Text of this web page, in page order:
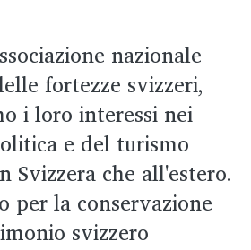
nazionale
fortezze svizzeri,
i loro interessi nei
e del turismo
Svizzera che all'estero.
per la conservazione
svizzero